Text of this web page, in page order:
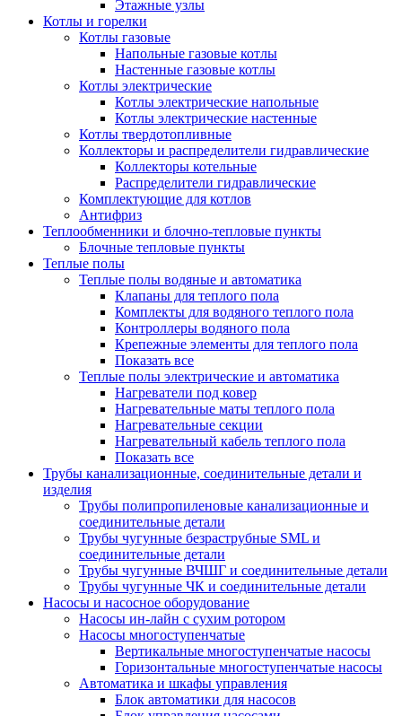
Этажные узлы
Котлы и горелки
Котлы газовые
Напольные газовые котлы
Настенные газовые котлы
Котлы электрические
Котлы электрические напольные
Котлы электрические настенные
Котлы твердотопливные
Коллекторы и распределители гидравлические
Коллекторы котельные
Распределители гидравлические
Комплектующие для котлов
Антифриз
Теплообменники и блочно-тепловые пункты
Блочные тепловые пункты
Теплые полы
Теплые полы водяные и автоматика
Клапаны для теплого пола
Комплекты для водяного теплого пола
Контроллеры водяного пола
Крепежные элементы для теплого пола
Показать все
Теплые полы электрические и автоматика
Нагреватели под ковер
Нагревательные маты теплого пола
Нагревательные секции
Нагревательный кабель теплого пола
Показать все
Трубы канализационные, соединительные детали и
изделия
Трубы полипропиленовые канализационные и
соединительные детали
Трубы чугунные безраструбные SML и
соединительные детали
Трубы чугунные ВЧШГ и соединительные детали
Трубы чугунные ЧК и соединительные детали
Насосы и насосное оборудование
Насосы ин-лайн с сухим ротором
Насосы многоступенчатые
Вертикальные многоступенчатые насосы
Горизонтальные многоступенчатые насосы
Автоматика и шкафы управления
Блок автоматики для насосов